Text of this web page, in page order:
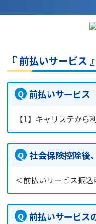
『 前払いサービス
前払いサービス
【1】キャリステから
社会保険控除後
＜前払いサービス振
前払いサービス